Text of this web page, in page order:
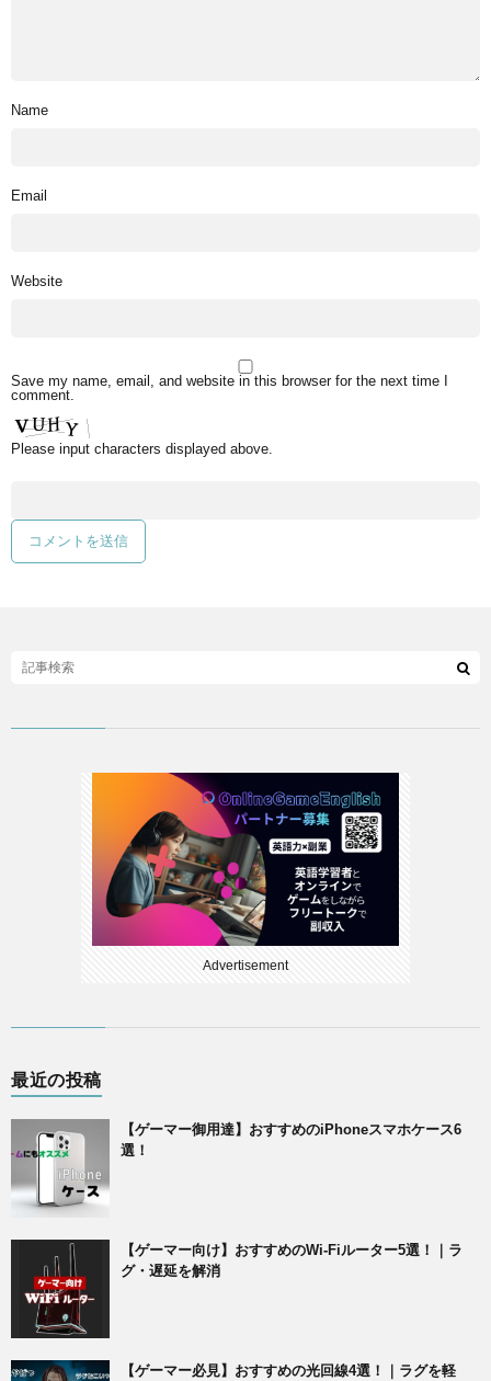
Name
Email
Website
Save my name, email, and website in this browser for the next time I
comment.
Please input characters displayed above.
Advertisement
最近の投稿
【ゲーマー御用達】おすすめのiPhoneスマホケース6
選！
【ゲーマー向け】おすすめのWi-Fiルーター5選！｜ラ
グ・遅延を解消
【ゲーマー必見】おすすめの光回線4選！｜ラグを軽